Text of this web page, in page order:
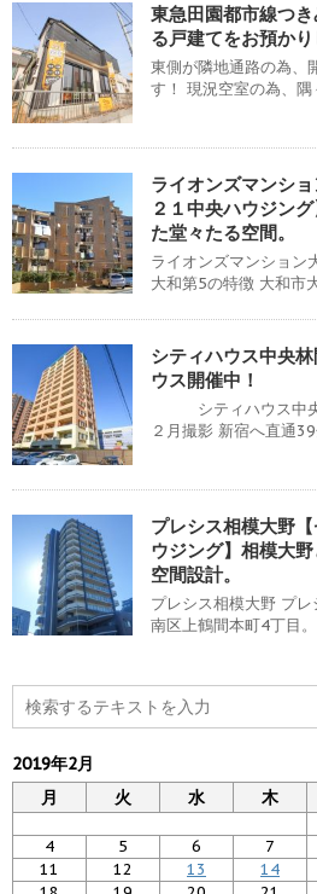
東急田園都市線つ
る戸建てをお預かり
東側が隣地通路の為、
す！ 現況空室の為、隅
ライオンズマンシ
２１中央ハウジン
た堂々たる空間。
ライオンズマンション
大和第5の特徴 大和市
シティハウス中央
ウス開催中！
シティハウス中央
２月撮影 新宿へ直通
プレシス相模大野
ウジング】相模大
空間設計。
プレシス相模大野 プ
南区上鶴間本町4丁目
2019年2月
月
火 水 木
4
5 6 7
11
12 13 14